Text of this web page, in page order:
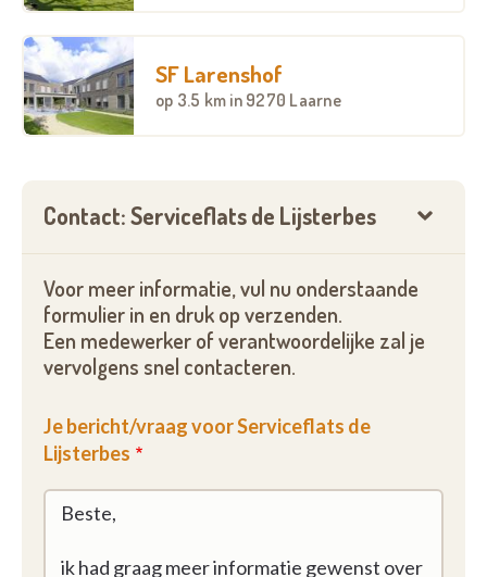
SF Larenshof
op 3.5 km in 9270 Laarne
Contact: Serviceflats de Lijsterbes
Voor meer informatie, vul nu onderstaande
formulier in en druk op verzenden.
Een medewerker of verantwoordelijke zal je
vervolgens snel contacteren.
Je bericht/vraag voor Serviceflats de
Lijsterbes